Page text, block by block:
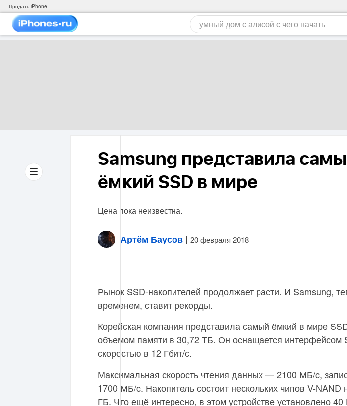
Продать iPhone
Samsung представила
ёмкий SSD в мире
Цена пока неизвестна.
Артём Баусов | 20 февраля 2018
Рынок SSD-накопителей продолжает расти. И Samsung,
временем, ставит рекорды.
Корейская компания представила самый ёмкий в мире
объемом памяти в 30,72 ТБ. Он оснащается интерфейсом
скоростью в 12 Гбит/с.
Максимальная скорость чтения данных — 2100 МБ/c,
1700 МБ/c. Накопитель состоит нескольких чипов V-NAND
ГБ. Что ещё интересно, в этом устройстве установлено 40